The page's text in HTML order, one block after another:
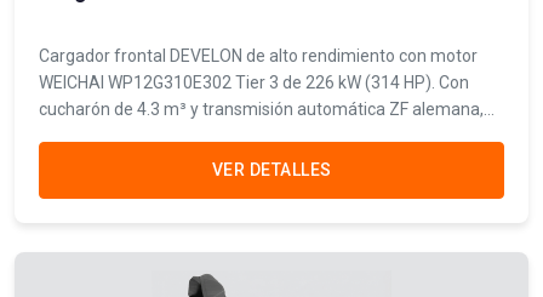
Cargador frontal DEVELON de alto rendimiento con motor
WEICHAI WP12G310E302 Tier 3 de 226 kW (314 HP). Con
cucharón de 4.3 m³ y transmisión automática ZF alemana,
minería, construcción y movimiento de tierras.
VER DETALLES